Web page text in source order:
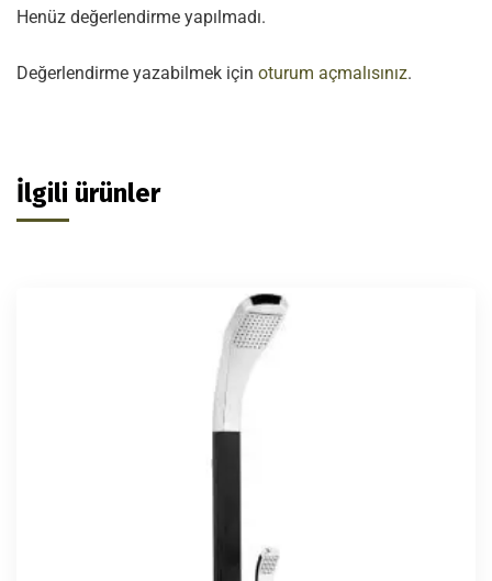
Henüz değerlendirme yapılmadı.
Değerlendirme yazabilmek için oturum açmalısınız.
İlgili ürünler